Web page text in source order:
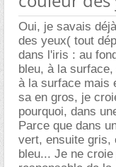
Oui, je savais
des yeux( tout
dans l'iris : au
bleu, à la
à la surface mais
sa en gros, je
pourquoi, dans
Parce que dans
vert, ensuite gris,
bleu... Je ne